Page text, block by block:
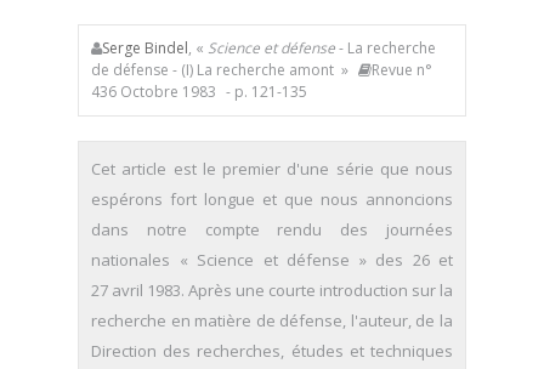
Serge Bindel, « Science et défense- La recherche
de défense - (I) La recherche amont »
Revue n°
436 Octobre 1983 - p. 121-135
Cet article est le premier d'une série que nous
espérons fort longue et que nous annoncions
dans notre compte rendu des journées
nationales « Science et défense » des 26 et
27 avril 1983. Après une courte introduction sur la
recherche en matière de défense, l'auteur, de la
Direction des recherches, études et techniques